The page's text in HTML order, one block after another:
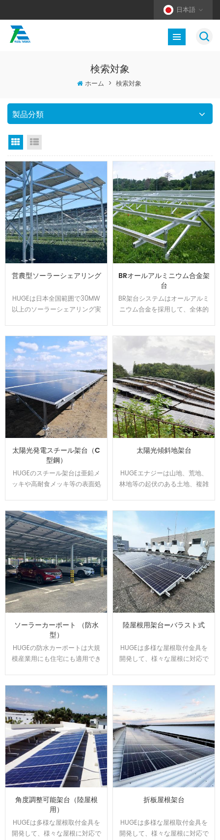
日本語
検索対象
ホーム > 検索対象
製品分類
グリッドビュー
営農型ソーラーシェアリング
HUGEは日本全国範囲で30MW
以上のソーラーシェアリング実
発して、太陽光パネルの影が夏
の高温から作物や耕作者を守り
ます。農地資源の有効活用と経
済収益をアップするのはお客様
から良い評判を貰いました。
BRオールアルミニウム合金架
台
BR架台システムはオールアルミ
ニウム合金を採用して、全体的
ンに取り付けられます、太陽光
発電システムを設置する時間と
コストは節約できます。アルミ
表面は陽極処理で、耐食性が強
くて、太陽光架台は悪質な環境
で長い使用寿命を確保できま
す。
太陽光発電スチール架台（C
型鋼）
HUGEのスチール架台は亜鉛メ
ッキや高耐食メッキ等の表面処
量鉄骨構造で、スパンを最大化
し、基礎数を抑えたご提案が可
能です。他の材質に比べ値段が
安いです。
太陽光傾斜地架台
HUGEエナジーは山地、荒地、
林地等の起伏のある土地、複雑
100MW以上の実績経験あり、開
発した回転金具はいろいろな土
地傾斜問題を解決できます。
ソーラーカーポート （防水
型）
HUGEの防水カーポートは大規
模産業用にも住宅にも適用でき
になります。太陽光の発電力を
維持しながら、雨の日の水漏れ
に悩む事もなくなります。
陸屋根用架台—バラスト式
HUGEは多様な屋根取付金具を
開発して、様々な屋根に対応で
計、製造可能です。効率よく、
施工性に優れた架台です。
角度調整可能架台（陸屋根
用）
HUGEは多様な屋根取付金具を
開発して、様々な屋根に対応で
折板屋根架台
HUGEは多様な屋根取付金具を
開発して、様々な屋根に対応で